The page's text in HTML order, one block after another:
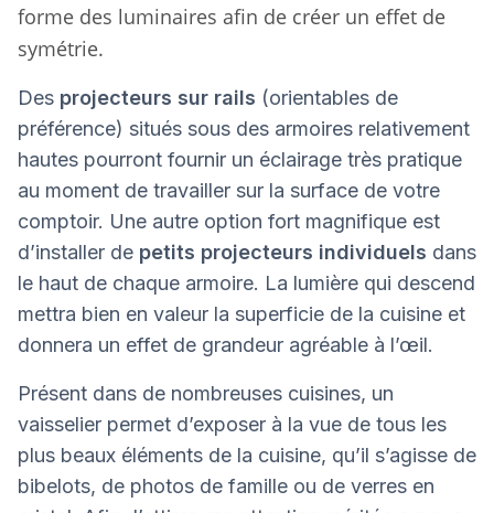
forme des luminaires afin de créer un effet de
symétrie.
Des projecteurs sur rails (orientables de
préférence) situés sous des armoires relativement
hautes pourront fournir un éclairage très pratique
au moment de travailler sur la surface de votre
comptoir. Une autre option fort magnifique est
d’installer de petits projecteurs individuels dans
le haut de chaque armoire. La lumière qui descend
mettra bien en valeur la superficie de la cuisine et
donnera un effet de grandeur agréable à l’œil.
Présent dans de nombreuses cuisines, un
vaisselier permet d’exposer à la vue de tous les
plus beaux éléments de la cuisine, qu’il s’agisse de
bibelots, de photos de famille ou de verres en